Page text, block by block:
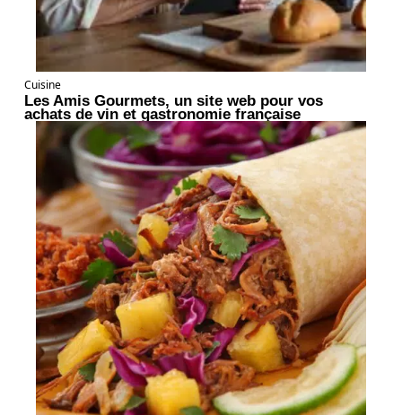
Cuisine
Les Amis Gourmets, un site web pour vos
achats de vin et gastronomie française